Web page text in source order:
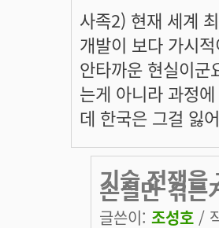
사족2) 현재 세계
개발이 보다 가시
안타까운 현실이군
는게 아니라 과정
데 한국은 그걸 잃
기술 전쟁을
손실만 겪는
글쓴이: 조성호 /